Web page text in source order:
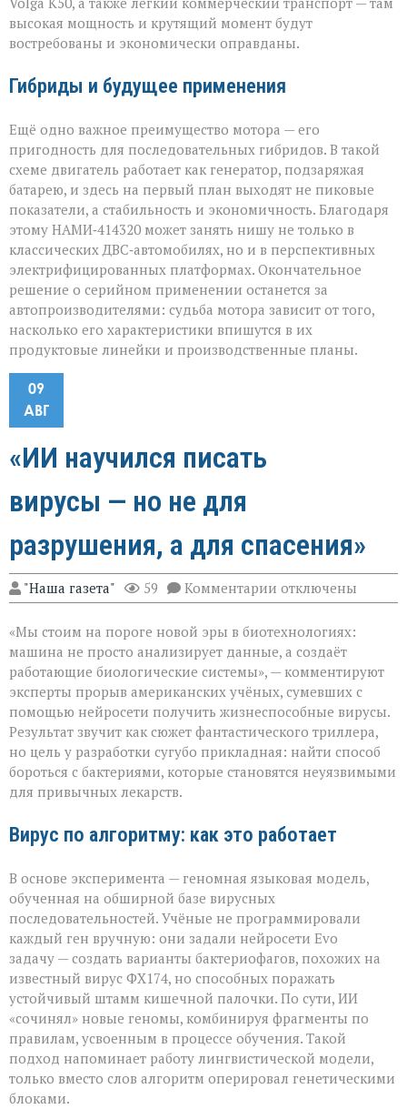
высокая мощность и крутящий момент будут
востребованы и экономически оправданы.
Гибриды и будущее применения
Ещё одно важное преимущество мотора — его
пригодность для последовательных гибридов. В такой
схеме двигатель работает как генератор, подзаряжая
батарею, и здесь на первый план выходят не пиковые
показатели, а стабильность и экономичность. Благодаря
этому НАМИ‑414320 может занять нишу не только в
классических ДВС‑автомобилях, но и в перспективных
электрифицированных платформах. Окончательное
решение о серийном применении останется за
автопроизводителями: судьба мотора зависит от того,
насколько его характеристики впишутся в их
продуктовые линейки и производственные планы.
09
АВГ
«ИИ научился писать
вирусы — но не для
разрушения, а для спасения»
"Наша газета" 59 Комментарии к
записи
научился
писать
вирусы — но
не
для
разрушения,
а
для
спасения»
отключены
«Мы стоим на пороге новой эры в биотехнологиях:
машина не просто анализирует данные, а создаёт
работающие биологические системы», — комментируют
эксперты прорыв американских учёных, сумевших с
помощью нейросети получить жизнеспособные вирусы.
Результат звучит как сюжет фантастического триллера,
но цель у разработки сугубо прикладная: найти способ
бороться с бактериями, которые становятся неуязвимыми
для привычных лекарств.
Вирус по алгоритму: как это работает
В основе эксперимента — геномная языковая модель,
обученная на обширной базе вирусных
последовательностей. Учёные не программировали
каждый ген вручную: они задали нейросети Evo
задачу — создать варианты бактериофагов, похожих на
известный вирус ФХ174, но способных поражать
устойчивый штамм кишечной палочки. По сути, ИИ
«сочинял» новые геномы, комбинируя фрагменты по
правилам, усвоенным в процессе обучения. Такой
подход напоминает работу лингвистической модели,
только вместо слов алгоритм оперировал генетическими
блоками.